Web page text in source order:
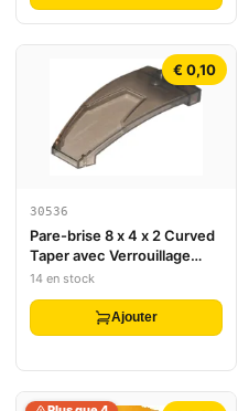
€ 0,10
30536
Pare-brise 8 x 4 x 2 Curved
Taper avec Verrouillage
Dual 2 Doigts
14 en stock
Ajouter